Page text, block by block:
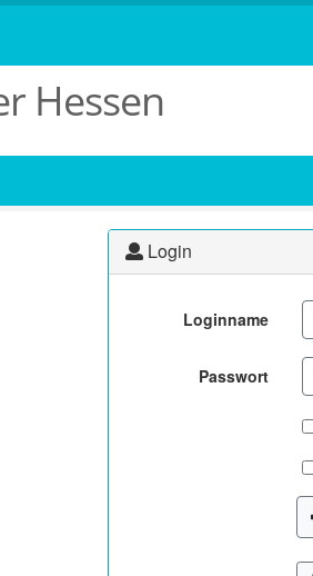
Hessen
Login
Loginname
Passwort